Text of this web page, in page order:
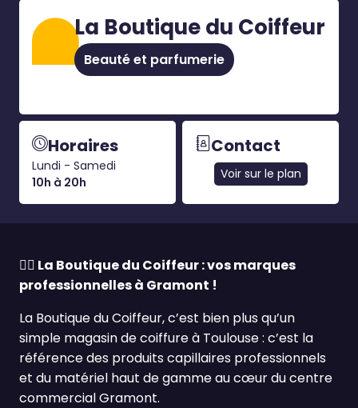
La Boutique du Coiffeur
Beauté et parfumerie
Horaires
Lundi - Samedi
10h à 20h
Contact
Voir sur le plan
💇‍♀️ La Boutique du Coiffeur : vos marques
professionnelles à Gramont !
La Boutique du Coiffeur, c’est bien plus qu’un
simple magasin de coiffure à Toulouse : c’est la
référence des produits capillaires professionnels
et du matériel haut de gamme au cœur du centre
commercial Gramont.